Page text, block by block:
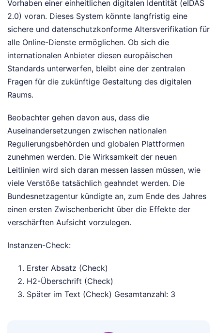
Vorhaben einer einheitlichen digitalen Identität (eIDAS
2.0) voran. Dieses System könnte langfristig eine
sichere und datenschutzkonforme Altersverifikation für
alle Online-Dienste ermöglichen. Ob sich die
internationalen Anbieter diesen europäischen
Standards unterwerfen, bleibt eine der zentralen
Fragen für die zukünftige Gestaltung des digitalen
Raums.
Beobachter gehen davon aus, dass die
Auseinandersetzungen zwischen nationalen
Regulierungsbehörden und globalen Plattformen
zunehmen werden. Die Wirksamkeit der neuen
Leitlinien wird sich daran messen lassen müssen, wie
viele Verstöße tatsächlich geahndet werden. Die
Bundesnetzagentur kündigte an, zum Ende des Jahres
einen ersten Zwischenbericht über die Effekte der
verschärften Aufsicht vorzulegen.
Instanzen-Check:
Erster Absatz (Check)
H2-Überschrift (Check)
Später im Text (Check) Gesamtanzahl: 3